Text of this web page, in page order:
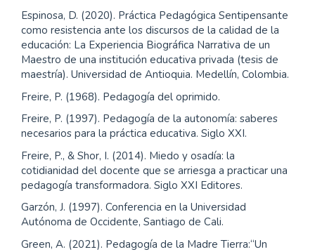
Espinosa, D. (2020). Práctica Pedagógica Sentipensante
como resistencia ante los discursos de la calidad de la
educación: La Experiencia Biográfica Narrativa de un
Maestro de una institución educativa privada (tesis de
maestría). Universidad de Antioquia. Medellín, Colombia.
Freire, P. (1968). Pedagogía del oprimido.
Freire, P. (1997). Pedagogía de la autonomía: saberes
necesarios para la práctica educativa. Siglo XXI.
Freire, P., & Shor, I. (2014). Miedo y osadía: la
cotidianidad del docente que se arriesga a practicar una
pedagogía transformadora. Siglo XXI Editores.
Garzón, J. (1997). Conferencia en la Universidad
Autónoma de Occidente, Santiago de Cali.
Green, A. (2021). Pedagogía de la Madre Tierra:“Un